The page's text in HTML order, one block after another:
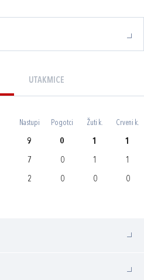
UTAKMICE
Nastupi Pogotci Žuti k. Crveni k.
9 0 1 1
7 0 1 1
2 0 0 0